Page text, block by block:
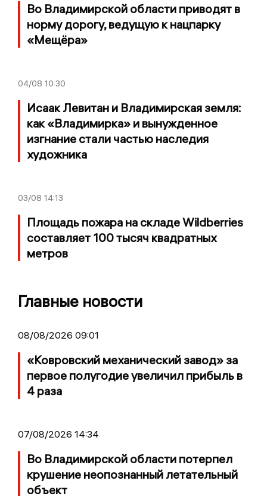
Во Владимирской области приводят в
норму дорогу, ведущую к нацпарку
«Мещёра»
04/08 10:30
Исаак Левитан и Владимирская земля:
как «Владимирка» и вынужденное
изгнание стали частью наследия
художника
03/08 14:13
Площадь пожара на складе Wildberries
составляет 100 тысяч квадратных
метров
Главные новости
08/08/2026 09:01
«Ковровский механический завод» за
первое полугодие увеличил прибыль в
4 раза
07/08/2026 14:34
Во Владимирской области потерпел
крушение неопознанный летательный
объект